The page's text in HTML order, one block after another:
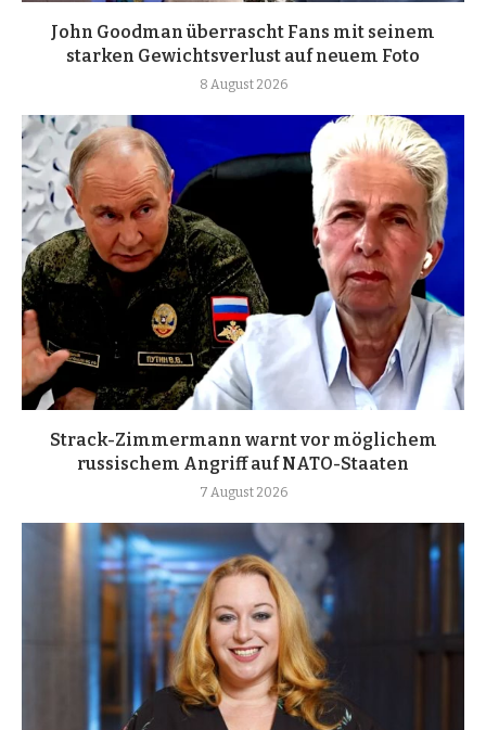
John Goodman überrascht Fans mit seinem
starken Gewichtsverlust auf neuem Foto
8 August 2026
Strack-Zimmermann warnt vor möglichem
russischem Angriff auf NATO-Staaten
7 August 2026